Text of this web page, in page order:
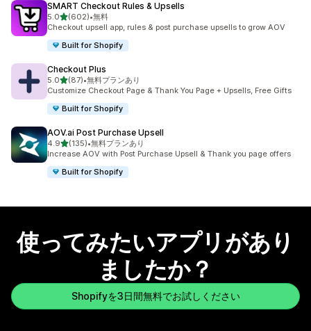
SMART Checkout Rules & Upsells
5.05つ星中
(602)
合計レビュー数：602件
•無料
Checkout upsell app, rules & post purchase upsells to grow AOV
Built for Shopify
Checkout Plus
5.05つ星中
(87)
合計レビュー数：87件
•無料プランあり
Customize Checkout Page & Thank You Page + Upsells, Free Gifts
Built for Shopify
AOV.ai Post Purchase Upsell
4.95つ星中
(135)
合計レビュー数：135件
•無料プランあり
Increase AOV with Post Purchase Upsell & Thank you page offers
Built for Shopify
使ってみたいアプリがあり
ましたか？
Shopifyを3日間無料でお試しください